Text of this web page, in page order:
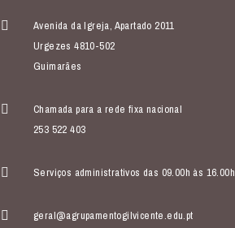
Avenida da Igreja, Apartado 2011
Urgezes 4810-502
Guimarães
Chamada para a rede fixa nacional
253 522 403
Serviços administrativos das 09.00h às 16.00h
geral@agrupamentogilvicente.edu.pt